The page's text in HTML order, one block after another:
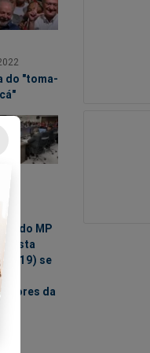
do "toma-
do MP
nesta
(19) se
da